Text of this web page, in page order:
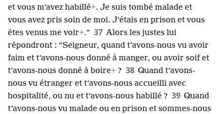
et vous m’avez habillé+. Je suis tombé malade et
vous avez pris soin de moi. J’étais en prison et vous
êtes venus me voir+.” 37 Alors les justes lui
répondront : “Seigneur, quand t’avons-nous vu avoir
faim et t’avons-nous donné à manger, ou avoir soif et
t’avons-nous donné à boire+ ? 38 Quand t’avons-
nous vu étranger et t’avons-nous accueilli avec
hospitalité, ou nu et t’avons-nous habillé ? 39 Quand
t’avons-nous vu malade ou en prison et sommes-nous